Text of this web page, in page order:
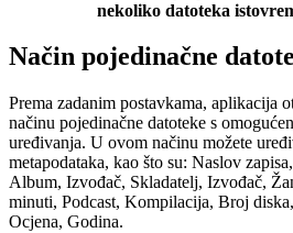
nekoliko datoteka
Način pojedinačne
Prema zadanim postavkama, aplikacija
načinu pojedinačne datoteke s
uređivanja. U ovom načinu možete
metapodataka, kao što su: Naslov
Album, Izvođač, Skladatelj, Izvođač,
minuti, Podcast, Kompilacija, Broj
Ocjena, Godina.